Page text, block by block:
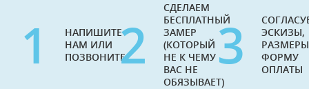
1
НАПИШИТЕ
НАМ ИЛИ
ПОЗВОНИТЕ2
СДЕЛАЕМ
БЕСПЛАТНЫЙ
ЗАМЕР
(КОТОРЫЙ
НЕ К ЧЕМУ
ВАС НЕ
ОБЯЗЫВАЕТ)
3
ЭСКИЗЫ,
ФОРМУ
ОПЛАТЫ